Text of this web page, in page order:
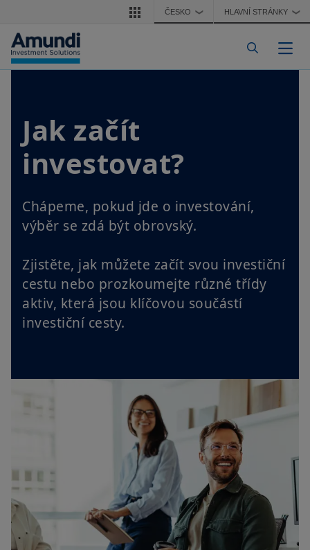
Přejít k hlavnímu obsahu ČESKO ❯ HLAVNÍ STRÁNKY ❯
Jak začít
investovat?
Chápeme, pokud jde o investování,
výběr se zdá být obrovský.
Zjistěte, jak můžete začít svou investiční
cestu nebo prozkoumejte různé třídy
aktiv, která jsou klíčovou součástí
investiční cesty.